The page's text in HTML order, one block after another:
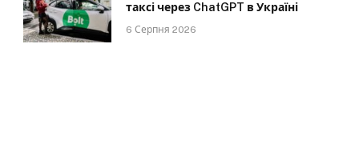
таксі через ChatGPT в Україні
6 Серпня 2026